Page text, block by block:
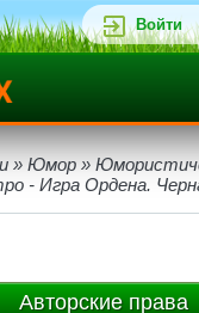
Войти
» Юмор »
- Игра Ордена.
Авторские права